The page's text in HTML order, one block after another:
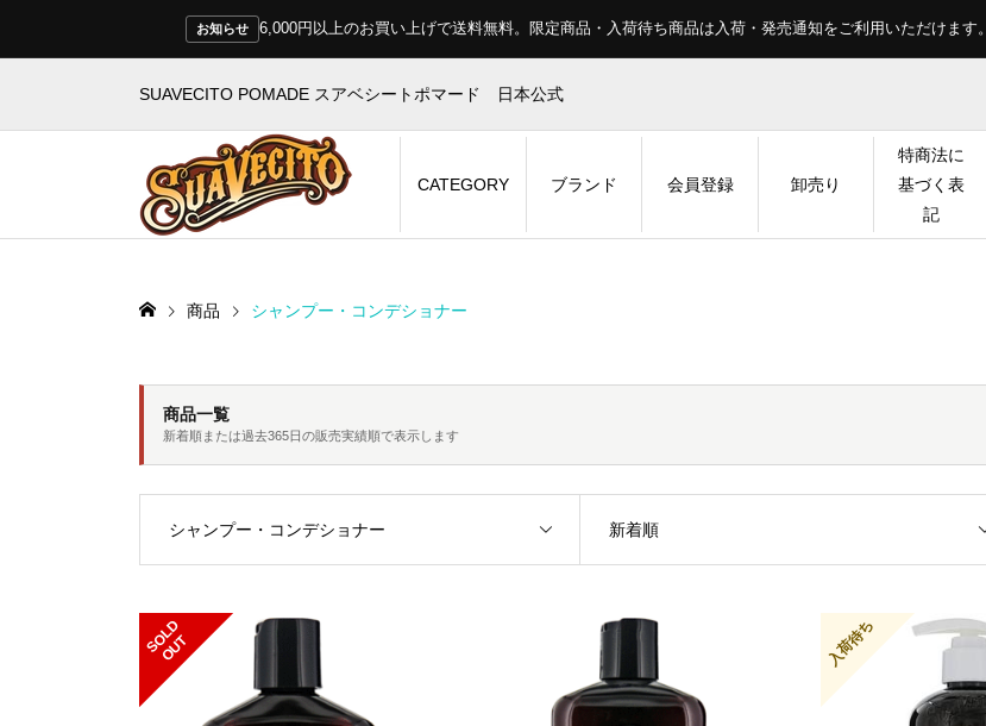
お知らせ 6,000円以上のお買い上げで送料無料。限定商品・入荷待ち商品は入荷・発売通知をご利用いただけます。
SUAVECITO POMADE スアベシートポマード 日本公式
CATEGORY ブランド 会員登録 卸売り
特商法に
基づく表
記
商品 シャンプー・コンデショナー
商品一覧
新着順または過去365日の販売実績順で表示します
シャンプー・コンデショナー 新着順
S
O
L
D
O
U
T 入荷待ち